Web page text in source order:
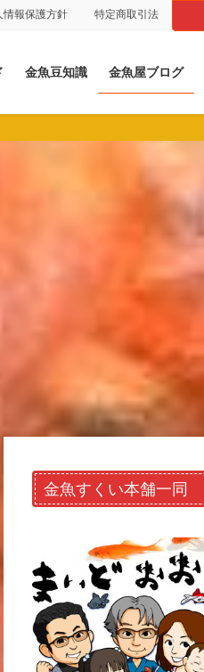
情報保護方針 特定商取引法
金魚豆知識 金魚屋ブログ
金魚すくい本舗一同